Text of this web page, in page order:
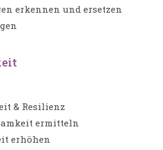
erkennen und ersetzen
& Resilienz
ermitteln
erhöhen